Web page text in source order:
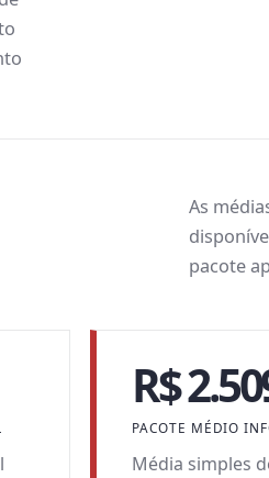
As
pacote
R$
PACOTE MÉDIO
Média simples